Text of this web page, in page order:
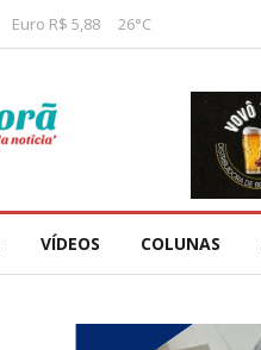
Euro R$ 5,88 26°C
VÍDEOS COLUNAS